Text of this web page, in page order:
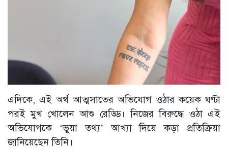
এদিকে, এই অর্থ আত্মসাতের অভিযোগ ওঠার কয়েক ঘণ্টা
পরই মুখ খোলেন আশু রেড্ডি। নিজের বিরুদ্ধে ওঠা এই
অভিযোগকে ‘ভুয়া তথ্য’ আখ্যা দিয়ে কড়া প্রতিক্রিয়া
জানিয়েছেন তিনি।